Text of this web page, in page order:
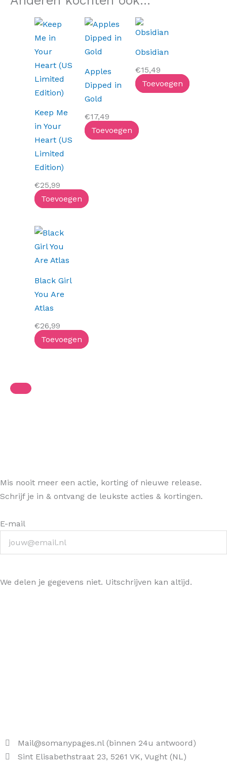
Keep Me
in Your
Heart (US
Limited
Edition)
€25,99
Toevoegen
Apples
Dipped in
Gold
€17,49
Toevoegen
Obsidian
€15,49
Toevoegen
Black Girl
You Are
Atlas
€26,99
Toevoegen
Mis nooit meer een actie, korting of nieuwe release.
Schrijf je in & ontvang de leukste acties & kortingen.
E-mail
We delen je gegevens niet. Uitschrijven kan altijd.
Mail@somanypages.nl (binnen 24u antwoord)
Sint Elisabethstraat 23, 5261 VK, Vught (NL)